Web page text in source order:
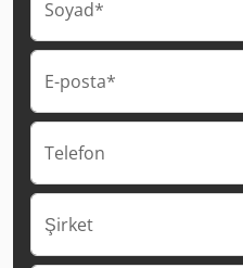
Soyad*
E-posta*
Telefon
Şirket